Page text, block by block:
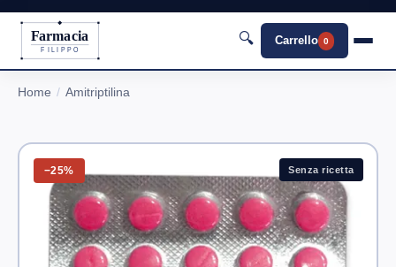
Farmacia
FILIPPO
🔍 Carrello 0
Home Amitriptilina
−25% Senza ricetta